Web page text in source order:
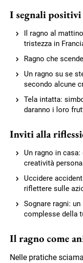
I segnali positivi
Il ragno al
tristezza in
Ragno che
Un ragno su se
secondo alcune
Tela intatta:
daranno i loro
Inviti alla
Un ragno in
creatività
Uccidere
riflettere sulle
Sognare ragni:
complesse della
Il ragno come
Nelle pratiche